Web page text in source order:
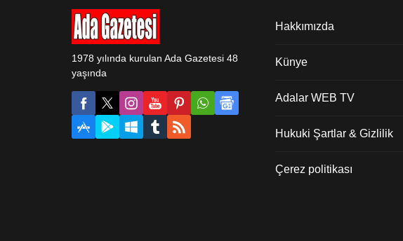
1978 yılında kurulan Ada Gazetesi 48
yaşında
Hakkımızda
Künye
Adalar WEB TV
Hukuki Şartlar & Gizlilik
Çerez politikası